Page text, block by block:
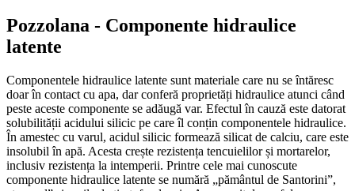
Pozzolana - Componente hidraulice
latente
Componentele hidraulice latente sunt materiale care nu se întăresc
doar în contact cu apa, dar conferă proprietăți hidraulice atunci când
peste aceste componente se adăugă var. Efectul în cauză este datorat
solubilității acidului silicic pe care îl conțin componentele hidraulice.
În amestec cu varul, acidul silicic formează silicat de calciu, care este
insolubil în apă. Acesta crește rezistența tencuielilor și mortarelor,
inclusiv rezistența la intemperii. Printre cele mai cunoscute
componente hidraulice latente se numără „pământul de Santorini”,